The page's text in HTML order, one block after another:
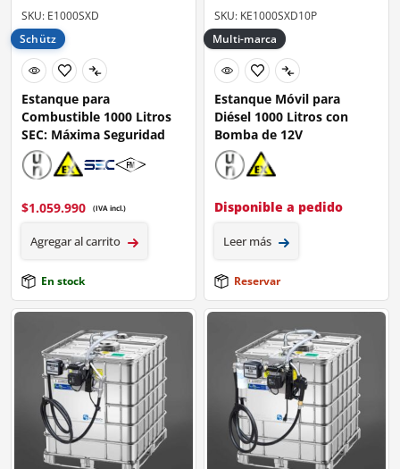
SKU: E1000SXD
Schütz
Estanque para
Combustible 1000 Litros
SEC: Máxima Seguridad
$1.059.990 (IVA incl.)
Agregar al carrito
En stock
SKU: KE1000SXD10P
Multi-marca
Estanque Móvil para
Diésel 1000 Litros con
Bomba de 12V
Disponible a pedido
Leer más
Reservar